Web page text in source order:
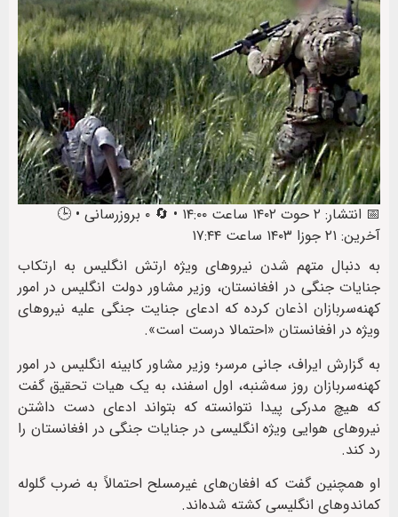
📅 انتشار: ۲ حوت ۱۴۰۲ ساعت ۱۴:۰۰ • 🔄 ۰ بروزرسانی • 🕒
آخرین: ۲۱ جوزا ۱۴۰۳ ساعت ۱۷:۴۴
به دنبال متهم شدن نیروهای ویژه ارتش انگلیس به ارتکاب
جنایات جنگی در افغانستان، وزیر مشاور دولت انگلیس در امور
کهنه‌سربازان اذعان کرده که ادعای جنایت جنگی علیه نیروهای
ویژه در افغانستان «احتمالا درست است».
به گزارش ایراف، جانی مرسر؛ وزیر مشاور کابینه انگلیس در امور
کهنه‌سربازان روز سه‌شنبه، اول اسفند، به یک هیات تحقیق گفت
که هیچ مدرکی پیدا نتوانسته که بتواند ادعای دست داشتن
نیروهای هوایی ویژه انگلیسی در جنایات جنگی در افغانستان را
رد کند.
او همچنین گفت که افغان‌های غیرمسلح احتمالاً به ضرب گلوله
کماندوهای انگلیسی کشته شده‌اند.